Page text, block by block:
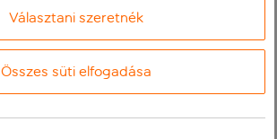
Választani szeretnék
Összes süti elfogadása